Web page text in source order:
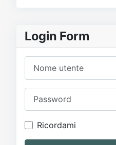
Forum
Login Form
Ricordami